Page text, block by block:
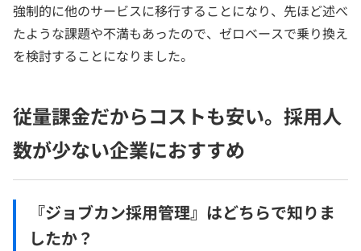
強制的に他のサービスに移行することになり、先ほど述べ
たような課題や不満もあったので、ゼロベースで乗り換え
を検討することになりました。
従量課金だからコストも安い。採用人
数が少ない企業におすすめ
『ジョブカン採用管理』はどちらで知りま
したか？